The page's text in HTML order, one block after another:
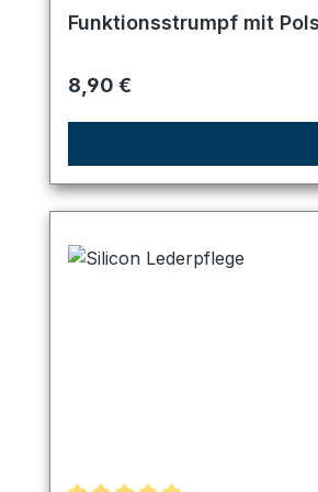
Durchschnittliche Bewertung
Funktionsstrumpf mit
Regulärer Preis:
8,90 €